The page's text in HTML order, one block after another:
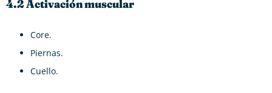
4.2 Activación muscular
Core.
Piernas.
Cuello.